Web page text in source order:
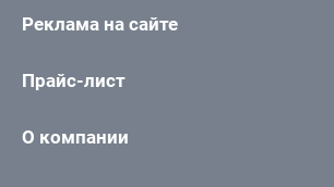
Реклама на сайте
Прайс-лист
О компании